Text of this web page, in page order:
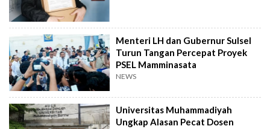
Menteri LH dan Gubernur Sulsel
Turun Tangan Percepat Proyek
PSEL Mamminasata
NEWS
Universitas Muhammadiyah
Ungkap Alasan Pecat Dosen